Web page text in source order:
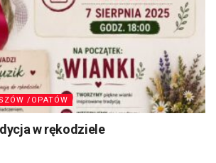
/OPATÓW
w rękodziele